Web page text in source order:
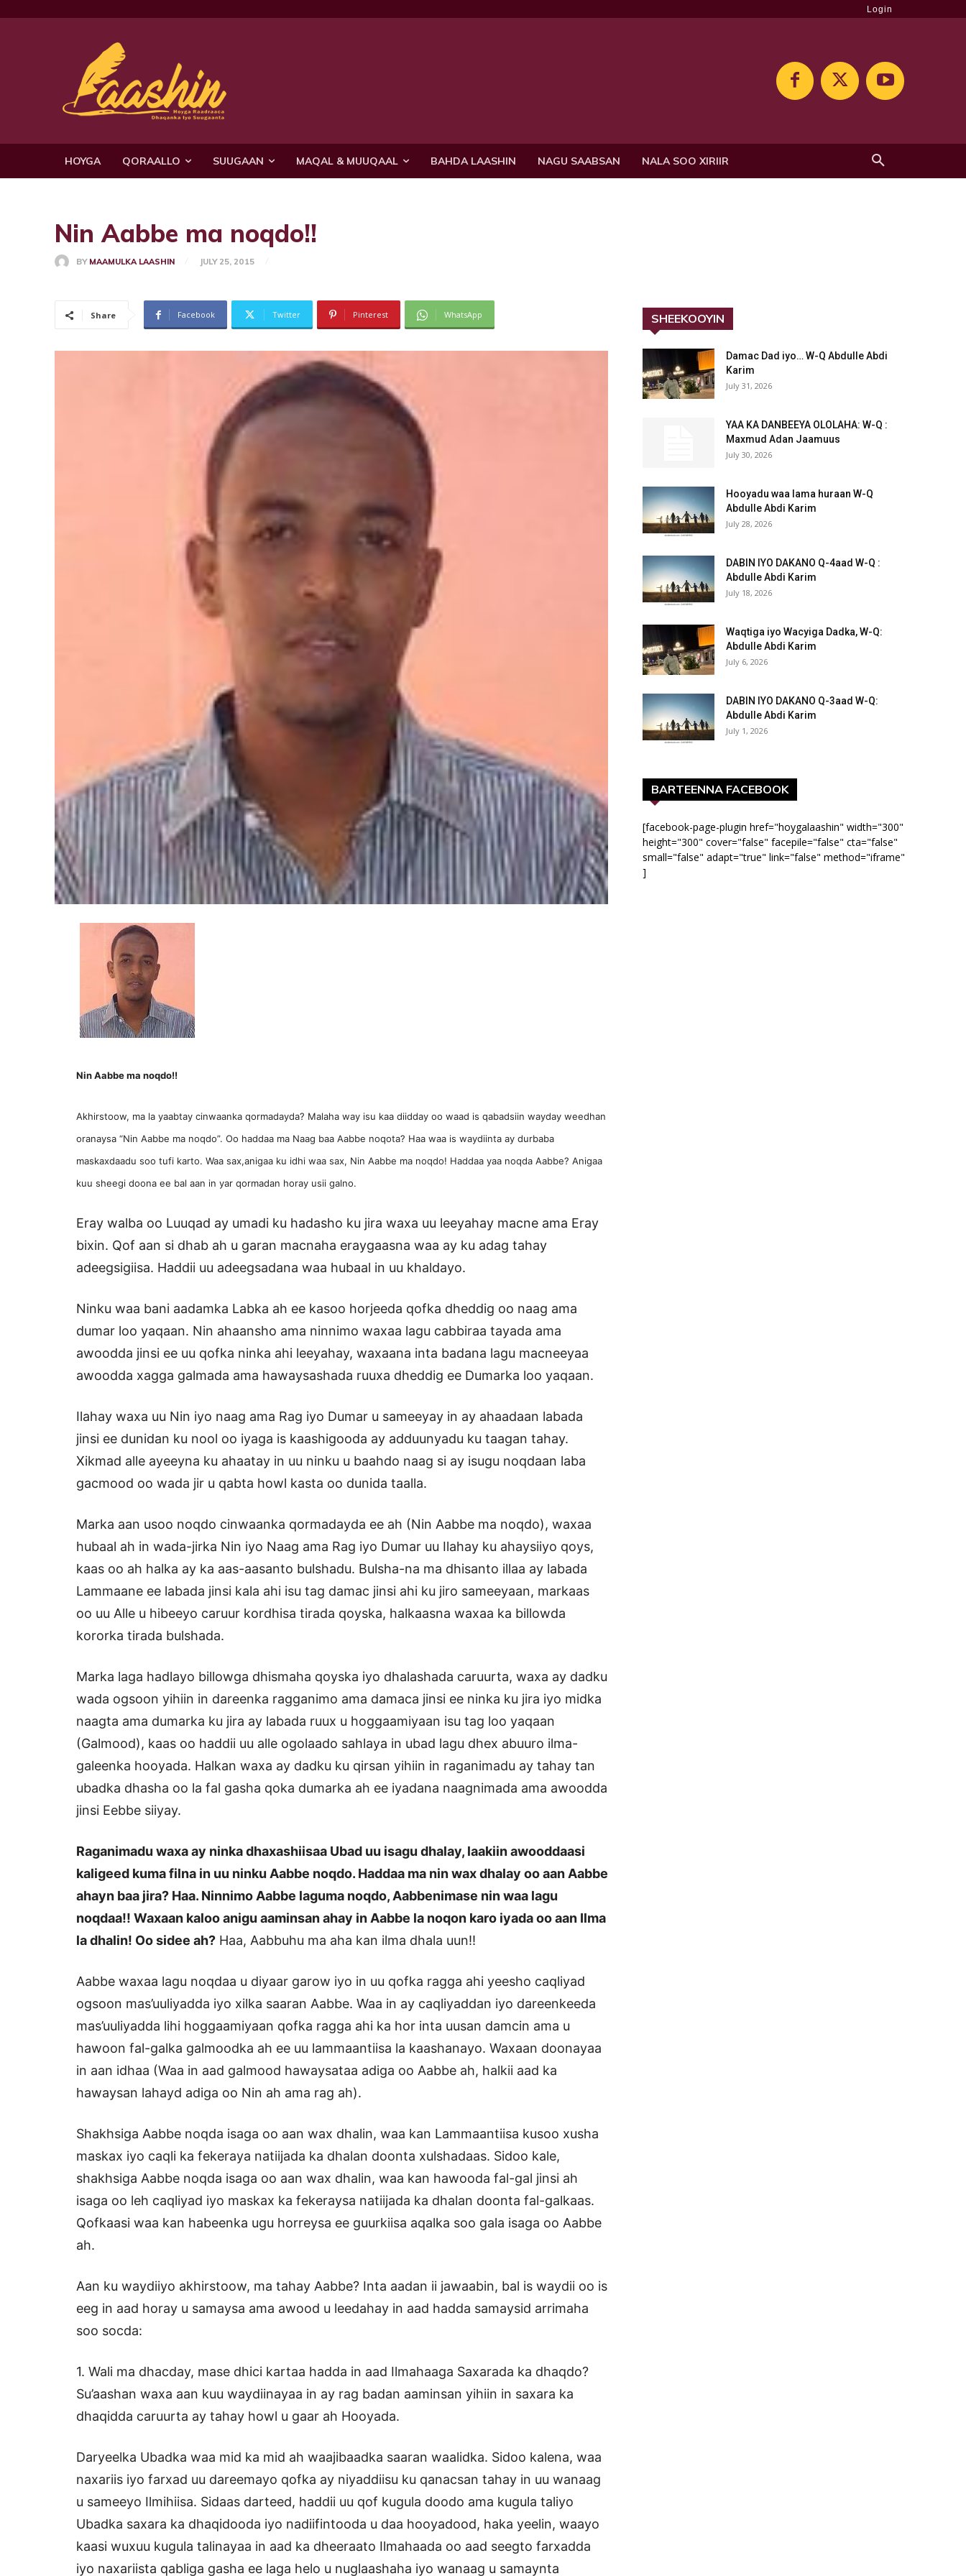
Login
HOYGA QORAALLO SUUGAAN MAQAL & MUUQAAL BAHDA LAASHIN NAGU SAABSAN NALA SOO XIRIIR
Nin Aabbe ma noqdo!!
BY MAAMULKA LAASHIN JULY 25, 2015
Share Facebook Twitter Pinterest WhatsApp
Nin Aabbe ma noqdo!!
Akhirstoow, ma la yaabtay cinwaanka qormadayda? Malaha way isu kaa diidday oo waad is qabadsiin wayday weedhan
oranaysa “Nin Aabbe ma noqdo”. Oo haddaa ma Naag baa Aabbe noqota? Haa waa is waydiinta ay durbaba
maskaxdaadu soo tufi karto. Waa sax,anigaa ku idhi waa sax, Nin Aabbe ma noqdo! Haddaa yaa noqda Aabbe? Anigaa
kuu sheegi doona ee bal aan in yar qormadan horay usii galno.
Eray walba oo Luuqad ay umadi ku hadasho ku jira waxa uu leeyahay macne ama Eray
bixin. Qof aan si dhab ah u garan macnaha eraygaasna waa ay ku adag tahay
adeegsigiisa. Haddii uu adeegsadana waa hubaal in uu khaldayo.
Ninku waa bani aadamka Labka ah ee kasoo horjeeda qofka dheddig oo naag ama
dumar loo yaqaan. Nin ahaansho ama ninnimo waxaa lagu cabbiraa tayada ama
awoodda jinsi ee uu qofka ninka ahi leeyahay, waxaana inta badana lagu macneeyaa
awoodda xagga galmada ama hawaysashada ruuxa dheddig ee Dumarka loo yaqaan.
Ilahay waxa uu Nin iyo naag ama Rag iyo Dumar u sameeyay in ay ahaadaan labada
jinsi ee dunidan ku nool oo iyaga is kaashigooda ay adduunyadu ku taagan tahay.
Xikmad alle ayeeyna ku ahaatay in uu ninku u baahdo naag si ay isugu noqdaan laba
gacmood oo wada jir u qabta howl kasta oo dunida taalla.
Marka aan usoo noqdo cinwaanka qormadayda ee ah (Nin Aabbe ma noqdo), waxaa
hubaal ah in wada-jirka Nin iyo Naag ama Rag iyo Dumar uu Ilahay ku ahaysiiyo qoys,
kaas oo ah halka ay ka aas-aasanto bulshadu. Bulsha-na ma dhisanto illaa ay labada
Lammaane ee labada jinsi kala ahi isu tag damac jinsi ahi ku jiro sameeyaan, markaas
oo uu Alle u hibeeyo caruur kordhisa tirada qoyska, halkaasna waxaa ka billowda
kororka tirada bulshada.
Marka laga hadlayo billowga dhismaha qoyska iyo dhalashada caruurta, waxa ay dadku
wada ogsoon yihiin in dareenka ragganimo ama damaca jinsi ee ninka ku jira iyo midka
naagta ama dumarka ku jira ay labada ruux u hoggaamiyaan isu tag loo yaqaan
(Galmood), kaas oo haddii uu alle ogolaado sahlaya in ubad lagu dhex abuuro ilma-
galeenka hooyada. Halkan waxa ay dadku ku qirsan yihiin in raganimadu ay tahay tan
ubadka dhasha oo la fal gasha qoka dumarka ah ee iyadana naagnimada ama awoodda
jinsi Eebbe siiyay.
Raganimadu waxa ay ninka dhaxashiisaa Ubad uu isagu dhalay, laakiin awooddaasi
kaligeed kuma filna in uu ninku Aabbe noqdo. Haddaa ma nin wax dhalay oo aan Aabbe
ahayn baa jira? Haa. Ninnimo Aabbe laguma noqdo, Aabbenimase nin waa lagu
noqdaa!! Waxaan kaloo anigu aaminsan ahay in Aabbe la noqon karo iyada oo aan Ilma
la dhalin! Oo sidee ah? Haa, Aabbuhu ma aha kan ilma dhala uun!!
Aabbe waxaa lagu noqdaa u diyaar garow iyo in uu qofka ragga ahi yeesho caqliyad
ogsoon mas’uuliyadda iyo xilka saaran Aabbe. Waa in ay caqliyaddan iyo dareenkeeda
mas’uuliyadda lihi hoggaamiyaan qofka ragga ahi ka hor inta uusan damcin ama u
hawoon fal-galka galmoodka ah ee uu lammaantiisa la kaashanayo. Waxaan doonayaa
in aan idhaa (Waa in aad galmood hawaysataa adiga oo Aabbe ah, halkii aad ka
hawaysan lahayd adiga oo Nin ah ama rag ah).
Shakhsiga Aabbe noqda isaga oo aan wax dhalin, waa kan Lammaantiisa kusoo xusha
maskax iyo caqli ka fekeraya natiijada ka dhalan doonta xulshadaas. Sidoo kale,
shakhsiga Aabbe noqda isaga oo aan wax dhalin, waa kan hawooda fal-gal jinsi ah
isaga oo leh caqliyad iyo maskax ka fekeraysa natiijada ka dhalan doonta fal-galkaas.
Qofkaasi waa kan habeenka ugu horreysa ee guurkiisa aqalka soo gala isaga oo Aabbe
ah.
Aan ku waydiiyo akhirstoow, ma tahay Aabbe? Inta aadan ii jawaabin, bal is waydii oo is
eeg in aad horay u samaysa ama awood u leedahay in aad hadda samaysid arrimaha
soo socda:
1. Wali ma dhacday, mase dhici kartaa hadda in aad Ilmahaaga Saxarada ka dhaqdo?
Su’aashan waxa aan kuu waydiinayaa in ay rag badan aaminsan yihiin in saxara ka
dhaqidda caruurta ay tahay howl u gaar ah Hooyada.
Daryeelka Ubadka waa mid ka mid ah waajibaadka saaran waalidka. Sidoo kalena, waa
naxariis iyo farxad uu dareemayo qofka ay niyaddiisu ku qanacsan tahay in uu wanaag
u sameeyo Ilmihiisa. Sidaas darteed, haddii uu qof kugula doodo ama kugula taliyo
Ubadka saxara ka dhaqidooda iyo nadiifintooda u daa hooyadood, haka yeelin, waayo
kaasi wuxuu kugula talinayaa in aad ka dheeraato Ilmahaada oo aad seegto farxadda
iyo naxariista qabliga gasha ee laga helo u nuglaashaha iyo wanaag u samaynta
SHEEKOOYIN
Damac Dad iyo… W-Q Abdulle Abdi
Karim
July 31, 2026
YAA KA DANBEEYA OLOLAHA: W-Q :
Maxmud Adan Jaamuus
July 30, 2026
Hooyadu waa lama huraan W-Q
Abdulle Abdi Karim
July 28, 2026
DABIN IYO DAKANO Q-4aad W-Q :
Abdulle Abdi Karim
July 18, 2026
Waqtiga iyo Wacyiga Dadka, W-Q:
Abdulle Abdi Karim
July 6, 2026
DABIN IYO DAKANO Q-3aad W-Q:
Abdulle Abdi Karim
July 1, 2026
BARTEENNA FACEBOOK
[facebook-page-plugin href="hoygalaashin" width="300"
height="300" cover="false" facepile="false" cta="false"
small="false" adapt="true" link="false" method="iframe"
]